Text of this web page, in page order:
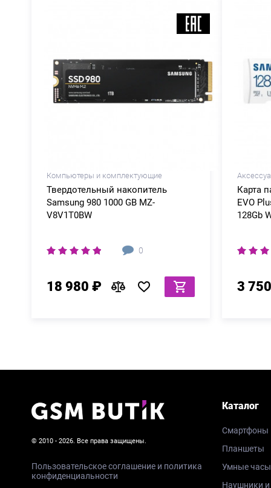
Компьютеры и комплектующие
Твердотельный накопитель
Samsung 980 1000 GB MZ-
V8V1T0BW
0
18 980 ₽
Карта
EVO
128Gb
3
© 2010 - 2026. Все права защищены.
Пользовательское соглашение и политика
конфиденциальности
Каталог
Смартфоны
Планшеты
Умные
Наушники